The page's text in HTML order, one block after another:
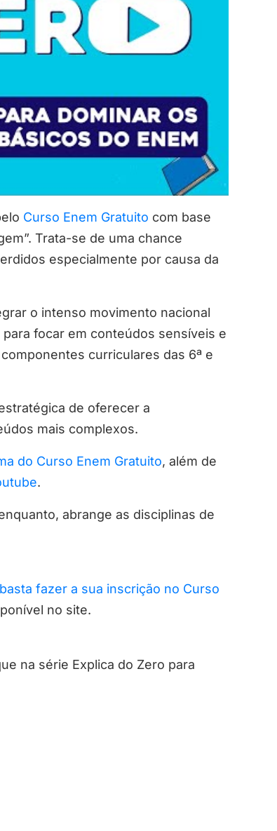
Curso Enem Gratuito com base
Trata-se de uma chance
especialmente por causa da
o intenso movimento nacional
focar em conteúdos sensíveis e
curriculares das 6ª e
de oferecer a
mais complexos.
do Curso Enem Gratuito, além de
.
abrange as disciplinas de
basta fazer a sua inscrição no Curso
no site.
na série Explica do Zero para